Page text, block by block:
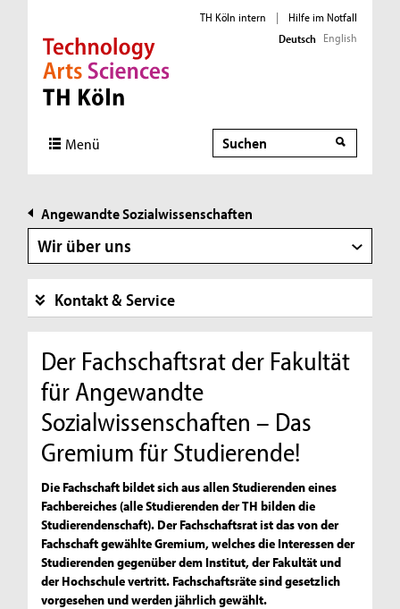
Direkt zur Hauptnavigation
Direkt zur Subnavigation
Direkt zum Inhalt
Direkt zum Fußbereich
TH Köln intern |
Hilfe im Notfall
Deutsch English
Menü Suche
Suche
Angewandte Sozialwissenschaften
Wir über uns
Kontakt & Service
Der Fachschaftsrat der Fakultät
für Angewandte
Sozialwissenschaften – Das
Gremium für Studierende!
Die Fachschaft bildet sich aus allen Studierenden eines
Fachbereiches (alle Studierenden der TH bilden die
Studierendenschaft). Der Fachschaftsrat ist das von der
Fachschaft gewählte Gremium, welches die Interessen der
Studierenden gegenüber dem Institut, der Fakultät und
der Hochschule vertritt. Fachschaftsräte sind gesetzlich
vorgesehen und werden jährlich gewählt.